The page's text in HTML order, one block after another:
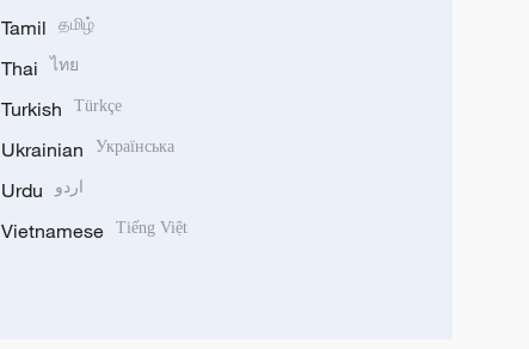
Tamil தமிழ்
Thai ไทย
Turkish Türkçe
Ukrainian Українська
Urdu اردو
Vietnamese Tiếng Việt